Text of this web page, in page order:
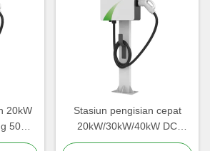
20kW
50%
Stasiun pengisian cepat
20kW/30kW/40kW DC
dengan tingkat perlindungan